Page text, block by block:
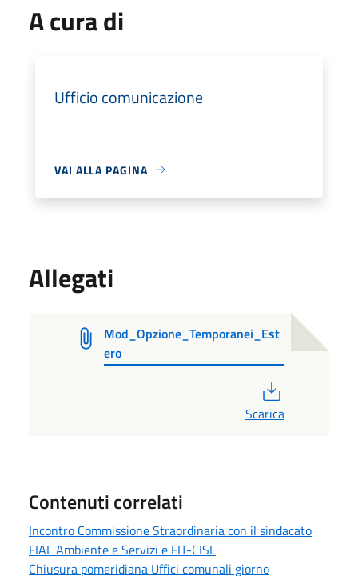
A cura di
Ufficio comunicazione
VAI ALLA PAGINA
Allegati
Mod_Opzione_Temporanei_Est
ero
Scarica
Contenuti correlati
Incontro Commissione Straordinaria con il sindacato
FIAL Ambiente e Servizi e FIT-CISL
Chiusura pomeridiana Uffici comunali giorno